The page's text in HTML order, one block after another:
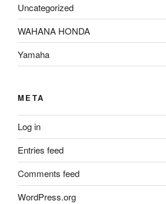
Uncategorized
WAHANA HONDA
Yamaha
META
Log in
Entries feed
Comments feed
WordPress.org